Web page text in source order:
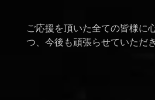
ご応援を頂いた全ての皆様に
つ、今後も頑張らせていただ